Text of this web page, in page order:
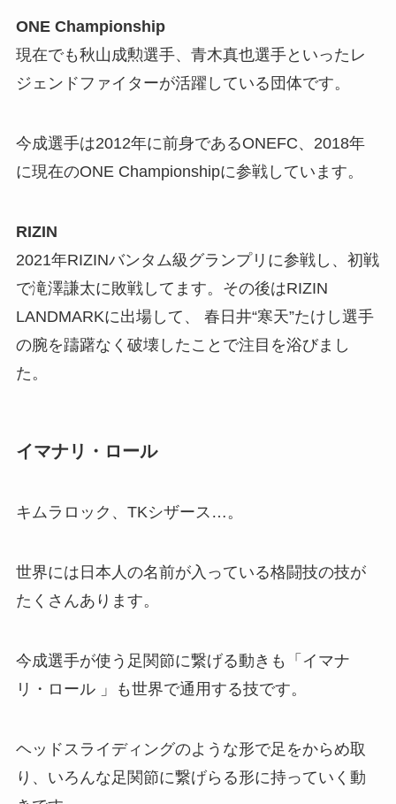
ONE Championship
現在でも秋山成勲選手、青木真也選手といったレ
ジェンドファイターが活躍している団体です。
今成選手は2012年に前身であるONEFC、2018年
に現在のONE Championshipに参戦しています。
RIZIN
2021年RIZINバンタム級グランプリに参戦し、初戦
で滝澤謙太に敗戦してます。その後はRIZIN
LANDMARKに出場して、 春日井“寒天”たけし選手
の腕を躊躇なく破壊したことで注目を浴びまし
た。
イマナリ・ロール
キムラロック、TKシザース…。
世界には日本人の名前が入っている格闘技の技が
たくさんあります。
今成選手が使う足関節に繋げる動きも「イマナ
リ・ロール 」も世界で通用する技です。
ヘッドスライディングのような形で足をからめ取
り、いろんな足関節に繋げらる形に持っていく動